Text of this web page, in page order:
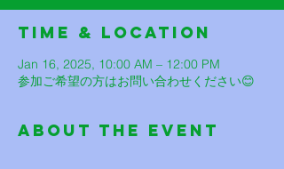
Time & Location
Jan 16, 2025, 10:00 AM – 12:00 PM
参加ご希望の方はお問い合わせください😊
About The Event